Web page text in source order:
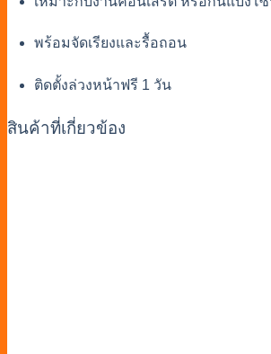
พร้อมจัดเรียงและรื้อถอน
ติดตั้งล่วงหน้าฟรี 1 วัน
สินค้าที่เกี่ยวข้อง